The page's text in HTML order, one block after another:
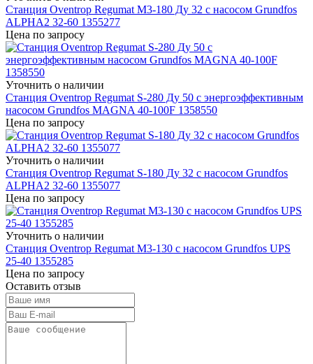
Станция Oventrop Regumat M3-180 Ду 32 с насосом Grundfos
ALPHA2 32-60 1355277
Цена по запросу
Уточнить о наличии
Станция Oventrop Regumat S-280 Ду 50 с энергоэффективным
насосом Grundfos MAGNA 40-100F 1358550
Цена по запросу
Уточнить о наличии
Станция Oventrop Regumat S-180 Ду 32 с насосом Grundfos
ALPHA2 32-60 1355077
Цена по запросу
Уточнить о наличии
Станция Oventrop Regumat M3-130 с насосом Grundfos UPS
25-40 1355285
Цена по запросу
Оставить отзыв